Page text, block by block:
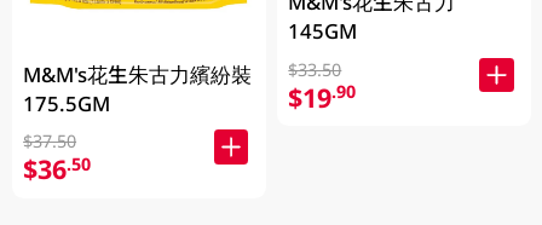
M&M's花生朱古力繽紛裝
175.5GM
$37.50
$36.50
145GM
$33.50
$19.90